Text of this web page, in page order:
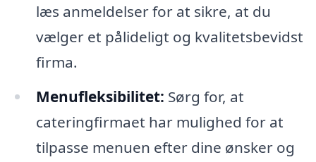
læs anmeldelser for at sikre, at du
vælger et pålideligt og kvalitetsbevidst
firma.
Menufleksibilitet: Sørg for, at
cateringfirmaet har mulighed for at
tilpasse menuen efter dine ønsker og